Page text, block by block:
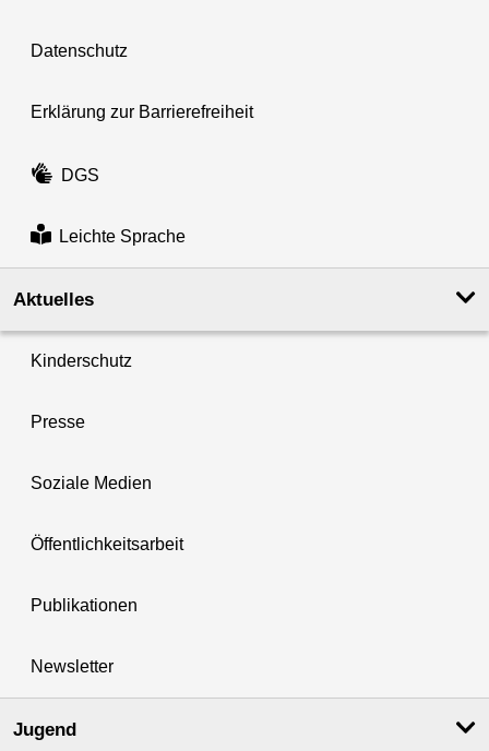
Datenschutz
Erklärung zur Barrierefreiheit
DGS
Leichte Sprache
Aktuelles
Kinderschutz
Presse
Soziale Medien
Öffentlichkeitsarbeit
Publikationen
Newsletter
Jugend